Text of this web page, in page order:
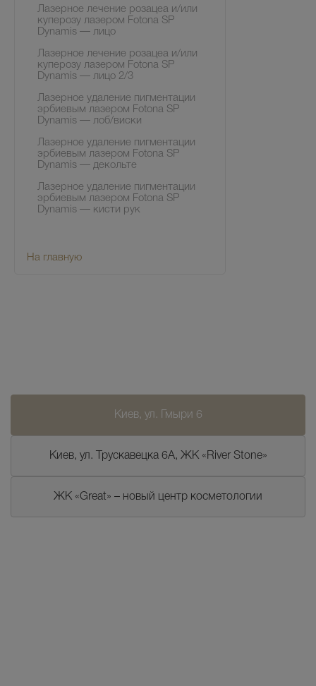
Лазерное лечение розацеа и/или
куперозу лазером Fotona SP
Dynamis — лицо
Лазерное лечение розацеа и/или
куперозу лазером Fotona SP
Dynamis — лицо 2/3
Лазерное удаление пигментации
эрбиевым лазером Fotona SP
Dynamis — лоб/виски
Лазерное удаление пигментации
эрбиевым лазером Fotona SP
Dynamis — декольте
Лазерное удаление пигментации
эрбиевым лазером Fotona SP
Dynamis — кисти рук
На главную
Киев, ул. Гмыри 6
Киев, ул. Трускавецка 6А, ЖК «River Stone»
ЖК «Great» – новый центр косметологии